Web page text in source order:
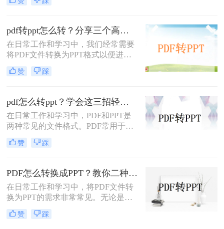
PDF中的内容进行编辑、演示或分享
文将介绍三种常用的PDF转PPT的方
法。
pdf转ppt怎么转？分享三个高效转换方法！
在日常工作和学习中，我们经常需要
将PDF文件转换为PPT格式以便进行
演示或编辑。那么pdf转ppt怎么转
呢？以下将介绍三种常用的pdf转ppt
转换。
赞 踩
pdf怎么转ppt？学会这三招轻松搞定转换！
在日常工作和学习中，PDF和PPT是
两种常见的文件格式。PDF常用于文
档的查看和分享，而PPT则更多地用
于制作演示文稿和进行演讲。有时，
式，以便进行编辑、修改或展示。那
么pdf怎么转ppt呢？本文将介绍三种
将PDF转换为PPT的方法：使用专业
的PDF转PPT软件、利用在线转换工
具，以及手动复制粘贴内容。
赞 踩
PDF怎么转换成PPT？教你二种转换方法！
在日常工作和学习中，将PDF文件转
换为PPT的需求非常常见。无论是为
了方便展示、编辑还是进一步处理，
掌握几种高效的PDF转PPT方法都是
赞 踩